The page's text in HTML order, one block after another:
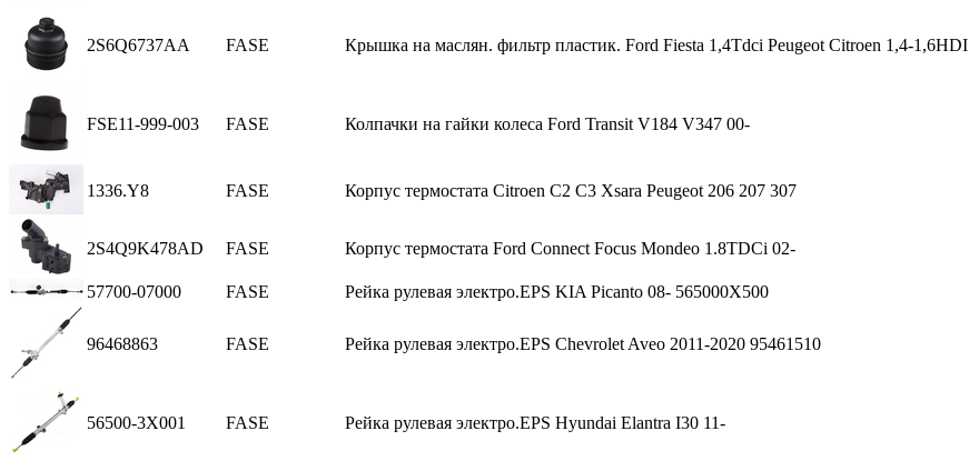
2S6Q6737AA FASE Крышка на маслян. фильтр пластик. Ford Fiesta 1,4Tdci Peugeot Citroen 1,4-1,6HDI
FSE11-999-003 FASE Колпачки на гайки колеса Ford Transit V184 V347 00-
1336.Y8 FASE Корпус термостата Citroen C2 C3 Xsara Peugeot 206 207 307
2S4Q9K478AD FASE Корпус термостата Ford Connect Focus Mondeo 1.8TDCi 02-
57700-07000 FASE Рейка рулевая электро.EPS KIA Picanto 08- 565000X500
96468863 FASE Рейка рулевая электро.EPS Chevrolet Aveo 2011-2020 95461510
56500-3X001 FASE Рейка рулевая электро.EPS Hyundai Elantra I30 11-